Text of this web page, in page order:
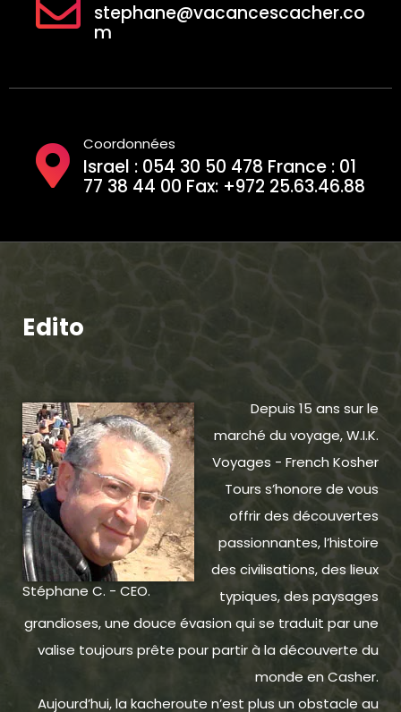
stephane@vacancescacher.co
m
Coordonnées
Israel : 054 30 50 478 France : 01
77 38 44 00 Fax: +972 25.63.46.88
Edito
Stéphane C. - CEO.
Depuis 15 ans sur le
marché du voyage, W.I.K.
Voyages - French Kosher
Tours s’honore de vous
offrir des découvertes
passionnantes, l’histoire
des civilisations, des lieux
typiques, des paysages
grandioses, une douce évasion qui se traduit par une
valise toujours prête pour partir à la découverte du
monde en Casher.
Aujourd’hui, la kacheroute n’est plus un obstacle au